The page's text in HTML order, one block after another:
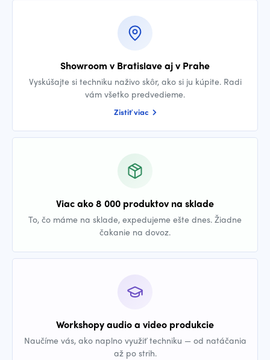
Showroom v Bratislave aj v Prahe
Vyskúšajte si techniku naživo skôr, ako si ju kúpite. Radi
vám všetko predvedieme.
Zistiť viac
Viac ako 8 000 produktov na sklade
To, čo máme na sklade, expedujeme ešte dnes. Žiadne
čakanie na dovoz.
Workshopy audio a video produkcie
Naučíme vás, ako naplno využiť techniku — od natáčania
až po strih.